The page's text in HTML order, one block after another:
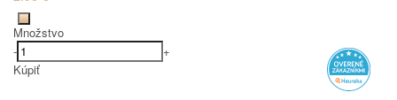
Množstvo
-
+
Kúpiť